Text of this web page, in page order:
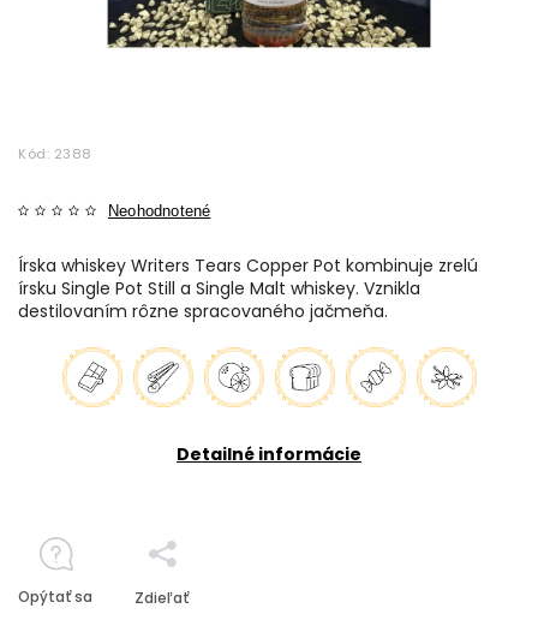
Kód: 2388
Neohodnotené
Írska whiskey Writers Tears Copper Pot kombinuje zrelú
írsku Single Pot Still a Single Malt whiskey. Vznikla
destilovaním rôzne spracovaného jačmeňa.
Detailné informácie
Opýtať sa Zdieľať